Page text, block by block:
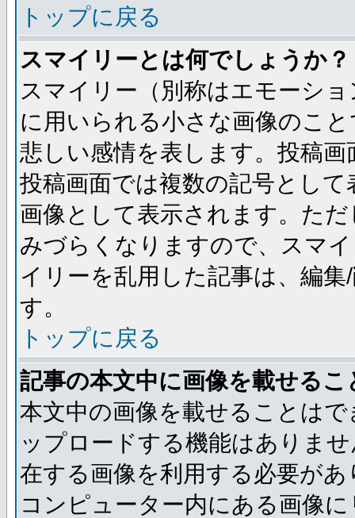
トップに戻る
スマイリーとは何でしょうか？
スマイリー（別称はエモーシ
に用いられる小さな画像のこ
悲しい感情を表します。投稿
投稿画面では複数の記号とし
画像として表示されます。た
みづらくなりますので、スマ
イリーを乱用した記事は、編
す。
トップに戻る
記事の本文中に画像を載せる
本文中の画像を載せることは
ップロードする機能はありま
在する画像を利用する必要が
コンピューター内にある画像